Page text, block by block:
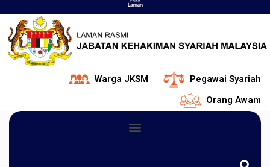
Warga JKSM
Pegawai Syariah
Orang Awam